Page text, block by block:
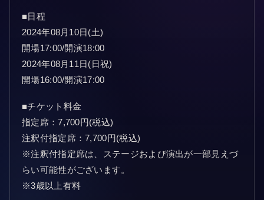
■日程
2024年08月10日(土)
開場17:00/開演18:00
2024年08月11日(日祝)
開場16:00/開演17:00
■チケット料金
指定席：7,700円(税込)
注釈付指定席：7,700円(税込)
※注釈付指定席は、ステージおよび演出が一部見えづ
らい可能性がございます。
※3歳以上有料